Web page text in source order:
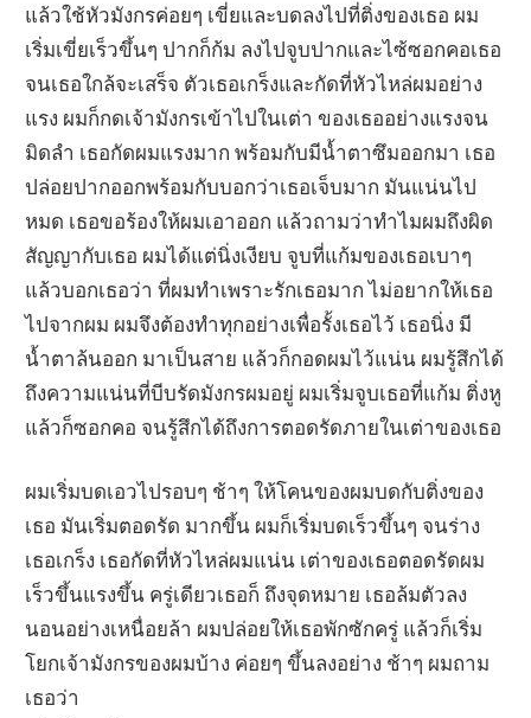
แล้วใช้หัวมังกรค่อยๆ เขี่ยและบดลงไปที่ติ่งของเธอ ผม
เริ่มเขี่ยเร็วขึ้นๆ ปากก็ก้ม ลงไปจูบปากและไซ้ซอกคอเธอ
จนเธอใกล้จะเสร็จ ตัวเธอเกร็งและกัดที่หัวไหล่ผมอย่าง
แรง ผมก็กดเจ้ามังกรเข้าไปในเต่า ของเธออย่างแรงจน
มิดลำ เธอกัดผมแรงมาก พร้อมกับมีน้ำตาซึมออกมา เธอ
ปล่อยปากออกพร้อมกับบอกว่าเธอเจ็บมาก มันแน่นไป
หมด เธอขอร้องให้ผมเอาออก แล้วถามว่าทำไมผมถึงผิด
สัญญากับเธอ ผมได้แต่นิ่งเงียบ จูบที่แก้มของเธอเบาๆ
แล้วบอกเธอว่า ที่ผมทำเพราะรักเธอมาก ไม่อยากให้เธอ
ไปจากผม ผมจึงต้องทำทุกอย่างเพื่อรั้งเธอไว้ เธอนิ่ง มี
น้ำตาล้นออก มาเป็นสาย แล้วก็กอดผมไว้แน่น ผมรู้สึกได้
ถึงความแน่นที่บีบรัดมังกรผมอยู่ ผมเริ่มจูบเธอที่แก้ม ติ่งหู
แล้วก็ซอกคอ จนรู้สึกได้ถึงการตอดรัดภายในเต่าของเธอ
ผมเริ่มบดเอวไปรอบๆ ช้าๆ ให้โคนของผมบดกับติ่งของ
เธอ มันเริ่มตอดรัด มากขึ้น ผมก็เริ่มบดเร็วขึ้นๆ จนร่าง
เธอเกร็ง เธอกัดที่หัวไหล่ผมแน่น เต่าของเธอตอดรัดผม
เร็วขึ้นแรงขึ้น ครู่เดียวเธอก็ ถึงจุดหมาย เธอล้มตัวลง
นอนอย่างเหนื่อยล้า ผมปล่อยให้เธอพักซักครู่ แล้วก็เริ่ม
โยกเจ้ามังกรของผมบ้าง ค่อยๆ ขึ้นลงอย่าง ช้าๆ ผมถาม
เธอว่า